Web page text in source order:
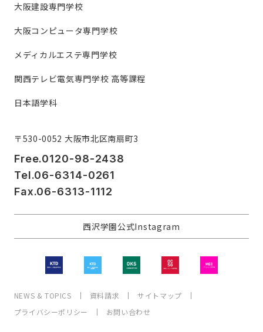
大阪建設専門学校
大阪コンピュータ専門学校
メディカルエステ専門学校
関西テレビ電気専門学校 高等課程
日本語学科
〒530-0052 大阪市北区南扇町3
Free.0120-98-2438
Tel.06-6314-0261
Fax.06-6313-1112
西沢学園公式Instagram
NEWS & TOPICS 資料請求
サイトマップ
プライバシーポリシー
お問い合わせ